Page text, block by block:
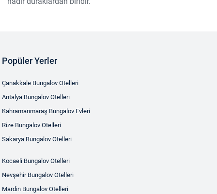
Popüler Yerler
Çanakkale Bungalov Otelleri
Antalya Bungalov Otelleri
Kahramanmaraş Bungalov Evleri
Rize Bungalov Otelleri
Sakarya Bungalov Otelleri
Kocaeli Bungalov Otelleri
Nevşehir Bungalov Otelleri
Mardin Bungalov Otelleri